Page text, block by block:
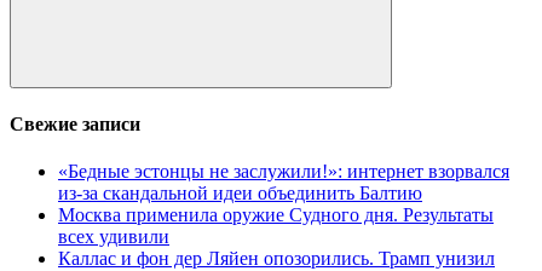
Поиск
Свежие записи
«Бедные эстонцы не заслужили!»: интернет взорвался
из-за скандальной идеи объединить Балтию
Москва применила оружие Судного дня. Результаты
всех удивили
Каллас и фон дер Ляйен опозорились. Трамп унизил